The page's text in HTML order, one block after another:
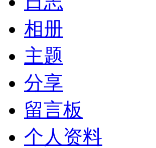
相册
主题
分享
留言板
个人资料